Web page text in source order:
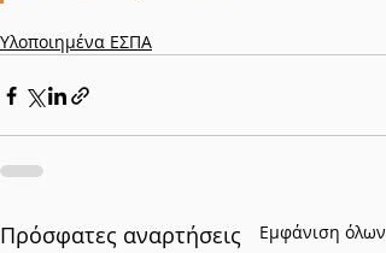
Υλοποιημένα ΕΣΠΑ
Πρόσφατες αναρτήσεις Εμφάνιση όλων